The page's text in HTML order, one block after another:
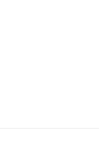
más comentarios en los